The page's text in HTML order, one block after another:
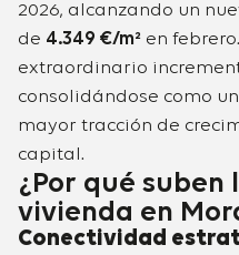
2026, alcanzando un
de 4.349 €/m² en
extraordinario
consolidándose como
mayor tracción de
capital.
¿Por qué suben
vivienda en
Conectividad